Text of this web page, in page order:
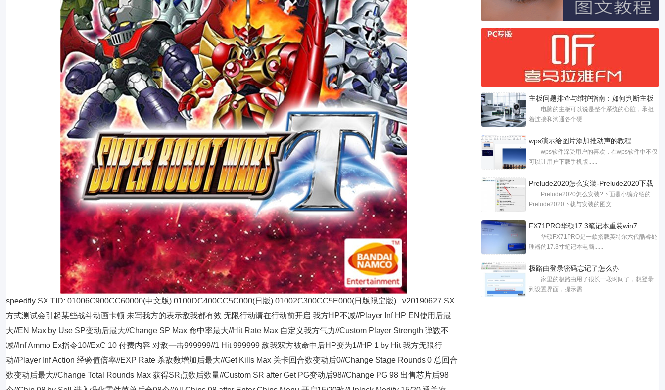
speedfly SX TID: 01006C900CC60000(中文版) 0100DC400CC5C000(日版) 01002C300CC5E000(日版限定版) v20190627 SX方式测试会引起某些战斗动画卡顿 未写我方的表示敌我都有效 无限行动请在行动前开启 我方HP不减//Player Inf HP EN使用后最大//EN Max by Use SP变动后最大//Change SP Max 命中率最大//Hit Rate Max 自定义我方气力//Custom Player Strength 弹数不减//Inf Ammo Ex指令10//ExC 10 付费内容 对敌一击999999//1 Hit 999999 敌我双方被命中后HP变为1//HP 1 by Hit 我方无限行动//Player Inf Action 经验值倍率//EXP Rate 杀敌数增加后最大//Get Kills Max 关卡回合数变动后0//Change Stage Rounds 0 总回合数变动后最大//Change Total Rounds Max 获得SR点数后数量//Custom SR after Get PG变动后98//Change PG 98 出售芯片后98个//Chip 98 by Sell 进入强化零件菜单后全98个//All Chips 98 after Enter Chips Menu 开启15/20改//Unlock Modify 15/20 通关次数//Clear Game Number TAC管理可全开//Unlock TAC Manager 中文版1.0.5 BID: 3a1a0309a1a756df [金钱变动后最大//Change Money Max] 04000000 0069F4A0 2A0003E0 04000000 0069F4DC 2A0003E0 04000000 0069F518 2A0003E0 04000000 0069F5C0 2A0003E0 04000000 0069F5D4 52A77348 04000000 0069F5D8 72993FE8 [TacP变动后最大//Change TacP Max] 04000000 0069F708 2A0003E0 04000000 0069F744 2A0003E0 04000000 0069F780 2A0003E0 04000000 0069F7F0 2A0003E0 04000000 0069F804 52A0BEA8 04000000 0069F808 729C1FE8 [我方HP不减//Player Inf HP] 04000000 00866430 F9401100 04000000 00866434 F100001F 04000000 00866438 540000A0 04000000 0086643C 39426000 04000000 00866440 7100001F 04000000 00866444 54000041 04000000 00866448 52800009 04000000 0086644C B9002D09 04000000 00866450 D65F03C0 04000000 00866454 71008865 04000000 0067F9B0 94079AA0 [EN使用后最大//EN Max by Use] 04000000 006598B0 79409801 04000000 006598C8 79409928 [SP变动后最大//Change SP Max] 04000000 00650410 2A0003E0 [命中率最大//Hit Rate Max] 04000000 00651CF0 528E0008 [自定义我方气力//Custom Player Strength] 02000000 00866544 0000XXXX ←自定义气力数值 十六进制 04000000 00866548 7100887A 04000000 00866500 10000003 04000000 00866504 79408863 04000000 00866508 F9401001 04000000 0086650C F100003F 04000000 00866510 54000160 04000000 00866514 39426021 04000000 00866518 7100003F 04000000 0086651C 54000101 04000000 00866520 F9400801 04000000 00866524 F100003F 04000000 00866528 540000A0 04000000 0086652C F9400421 04000000 00866530 F100003F 04000000 00866534 54000040 04000000 00866538 7900B423 04000000 0086653C AA0003E1 04000000 00866540 D65F03C0 04000000 006888EC 94077705 [弹数不减//Inf Ammo] 04000000 00659AD8 5280000A 04000000 00659AEC 52800008 [Ex指令10//ExC 10] 04000000 00629D1C 52800148 04000000 00629D20 3901B008 中文版1.0.4 BID: 77abb062069867c3 [金钱变动后最大//Change Money Max] 04000000 0069C750 2A0003E0 04000000 0069C78C 2A0003E0 04000000 0069C7C8 2A0003E0 04000000 0069C870 2A0003E0 04000000 0069C884 52A77348 04000000 0069C888 72993FE8 [TacP变动后最大//Change TacP Max] 04000000 0069C9B8 2A0003E0 04000000 0069C9F4 2A0003E0 04000000 0069CA30 2A0003E0 04000000 0069CAA0 2A0003E0 04000000 0069CAB4 52A0BEA8 04000000 0069CAB8 729C1FE8 [我方HP不减//Player Inf HP] 04000000 00863730 F9401100 04000000 00863734 F100001F 04000000 00863738 540000A0 04000000 0086373C 39426000 04000000 00863740 7100001F 04000000 00863744 54000041 04000000 00863748 52800009 04000000 0086374C B9002D09 04000000 00863750 D65F03C0 04000000 00863754 71008865 04000000 0067CC80 94079AAC [EN使用后最大//EN Max by Use] 04000000 00656BB0 79409801 04000000 00656BC8 79409928 [SP变动后最大//Change SP Max] 04000000 0064D710 2A0003E0 [命中率最大//Hit Rate Max] 04000000 0064EFF0 528E0008 [自定义我方气力//Custom Player Strength] 02000000 00863844 0000XXXX ←自定义气力数值 十六进制 04000000 00863800 10000003 04000000 00863804 79408863 04000000 00863808 F9401001 04000000 0086380C F100003F 04000000 00863810 54000160 04000000 00863814 39426021 04000000 00863818 7100003F 04000000 0086381C 54000101 04000000 00863820 F9400801 04000000 00863824 F100003F 04000000 00863828 540000A0 04000000 0086382C F9400421 04000000 00863830 F100003F 04000000 00863834 54000040 04000000 00863838 7900B423 04000000 0086383C AA0003E1 04000000 00863840 D65F03C0 04000000 00685BBC 94077711 [弹数不减//Inf Ammo] 04000000 00656DD8 5280000A 04000000 00656DEC 52800008 [Ex指令10//ExC 10] 04000000 0062728C 52800148 04000000 00627290 3901B008 中文版1.0.3 TAC管理可全开目前因某些原因未加入 BID: f78fbd6e48e6fce1 [金钱变动后最大//Change Money Max] 04000000 0069BF40 2A0003E0 04000000 0069BF7C 2A0003E0 04000000 0069BFB8 2A0003E0 04000000 0069C060 2A0003E0 04000000 0069C074 52A77348 04000000 0069C078 72993FE8 [TacP变动后最大//Change TacP Max] 04000000 0069C1A8 2A0003E0 04000000 0069C1E4 2A0003E0 04000000 0069C220 2A0003E0 04000000 0069C290 2A0003E0 04000000 0069C2A4 52A0BEA8 04000000 0069C2A8 729C1FE8 [我方HP不减//Player Inf HP] 04000000 00862E30 F9401100 04000000 00862E34 F100001F 04000000 00862E38 540000A0 04000000 00862E3C 39426000 04000000 00862E40 7100001F 04000000 00862E44 54000041 04000000 00862E48 52800009 04000000 00862E4C B9002D09 04000000 00862E50 D65F03C0 04000000 00862E54 7001EB15 04000000 0067C4A0 94079A64 [EN使用后最大//EN Max by Use] 04000000 006563D0 79409801 04000000 006563E8 79409928 [SP变动后最大//Change SP Max] 04000000 0064CF30 2A0003E0 [命中率最大//Hit Rate Max] 04000000 0064E810 528E0008 [自定义我方气力//Custom Player Strength] 02000000 00862F44 0000XXXX ←自定义气力数值 十六进制 04000000 00862F00 10000003 04000000 00862F04 79408863 04000000 00862F08 F9401001 04000000 00862F0C F100003F 04000000 00862F10 54000160 04000000 00862F14 39426021 04000000 00862F18 7100003F 04000000 00862F1C 54000101 04000000 00862F20 F9400801 04000000 00862F24 F100003F 04000000 00862F28 540000A0 04000000 00862F2C F9400421 04000000 00862F30 F100003F 04000000 00862F34 54000040 04000000 00862F38 7900B423 04000000 00862F3C AA0003E1 04000000 00862F40 D65F03C0 04000000 006853DC 940776C9 [弹数不减//Inf Ammo] 04000000 006565F8 5280000A 04000000 0065660C 52800008 [Ex指令10//ExC 10] 04000000 00626AAC 52800148 04000000 00626AB0 3901B008 中文版1.0.2 BID: b49e93fb9664813b [金钱变动后最大//Change Money Max] 04000000 0069AE20 2A0003E0 04000000 0069AE5C 2A0003E0 04000000 0069AE98 2A0003E0 04000000 0069AF40 2A0003E0 04000000 0069AF54 52A77348 04000000 0069AF58 72993FE8 [TacP变动后最大//Change TacP Max] 04000000 0069B088 2A0003E0 04000000 0069B0C4 2A0003E0 04000000 0069B100 2A0003E0 04000000 0069B170 2A0003E0 04000000 0069B184 52A0BEA8 04000000 0069B188 729C1FE8 [我方HP不减//Player Inf HP] 04000000 00861D30 F9401100 04000000 00861D34 F100001F 04000000 00861D38 540000A0 04000000 00861D3C 39426000 04000000 00861D40 7100001F 04000000 00861D44 54000041 04000000 00861D48 52800009 04000000 00861D4C B9002D09 04000000 00861D50 D65F03C0 04000000 00861D54 7001EB15 04000000 0067B3E0 94079A54 [EN使用后最大//EN Max by Use] 04000000 00655320 79409801 04000000 00655338 79409928 [SP变动后最大//Change SP Max] 04000000 0064BE80 2A0003E0 [命中率最大//Hit Rate Max] 04000000 0064D760 528E0008 [自定义我方气力//Custom Player Strength] 02000000 00861E44 0000XXXX ←自定义气力数值 十六进制 04000000 00861E00 10000003 04000000 00861E04 79408863 04000000 00861E08 F9401001 04000000 00861E0C F100003F 04000000 00861E10 54000160 04000000 00861E14 39426021 04000000 00861E18 7100003F 04000000 00861E1C 54000101 04000000 00861E20 F9400801 04000000 00861E24 F100003F 04000000 00861E28 540000A0 04000000 00861E2C F9400421 04000000 00861E30 F100003F 04000000 00861E34 54000040 04000000 00861E38 7900B423 04000000 00861E3C AA0003E1 04000000 00861E40 D65F03C0 04000000 0068431C 940776B9 [弹数不减//Inf Ammo] 04000000 00655548 5280000A 04000000 0065555C 52800008 [Ex指令10//ExC 10] 04000000 006259FC 52800148 04000000 00625A00 3901B008 中文版+日版+日版限定版1.0.1 BID: 8fffb29793255470 [金钱变动后最大//Change Money Max] 04000000 0069A880 2A0003E0 04000000 0069A8BC 2A0003E0 04000000 0069A8F8 2A0003E0 04000000 0069A9A0 2A0003E0 04000000 0069A9B4 52A77348 04000000 0069A9B8 72993FE8 [TacP变动后最大//Change TacP Max] 04000000 0069AAE8 2A0003E0 04000000 0069AB24 2A0003E0 04000000 0069AB60 2A0003E0 04000000 0069ABD0 2A0003E0 04000000 0069ABE4 52A0BEA8 04000000 0069ABE8 729C1FE8 [我方HP不减//Player Inf HP] 04000000 00861430 F9401100 04000000 00861434 F100001F 04000000 00861438 540000A0 04000000 0086143C 39426000 04000000 00861440 7100001F 04000000 00861444 54000041 04000000 00861448 52800009 04000000 0086144C B9002D09 04000000 00861450 D65F03C0 04000000 00861454 7001EB15 04000000 0067AE40 9407997C [EN使用后最大//EN Max by Use] 04000000 00654D80 79409801 04000000 00654D98 79409928 [SP变动后最大//Change SP Max] 04000000 0064B8E0 2A0003E0 [命中率最大//Hit Rate Max] 04000000 0064D1C0 528E0008 [自定义我方气力//Custom Player Strength] 02000000 00861544 0000XXXX ←自定义气力数值 十六进制 04000000 00861500 10000003 04000000 00861504 79408863 04000000 00861508 F9401001 04000000 0086150C F100003F 04000000 00861510 54000160 04000000 00861514 39426021 04000000 00861518 7100003F 04000000 0086151C 54000101 04000000 00861520 F9400801 04000000 00861524 F100003F 04000000 00861528 540000A0 04000000 0086152C F9400421 04000000 00861530 F100003F 04000000 00861534 54000040 04000000 00861538 7900B423 04000000 0086153C AA0003E1 04000000 00861540 D65F03C0 04000000 00683D7C 940775E1 [弹数不减//Inf Ammo] 04000000 00654FA8 5280000A 04000000 00654FBC 52800008 [Ex指令10//ExC 10] 04000000 0062545C 52800148 04000000 00625460 3901B008 中文版+日版+日版限定版1.0.0 BID: fc92ab978eb6c815 [金钱变动后最大//Change Money Max] 04000000 00699F40 2A0003E0 04000000 00699F7C 2A0003E0 04000000 00699FB8 2A0003E0 04000000 0069A060 2A0003E0 04000000 0069A074 52A77348 04000000 0069A078 72993FE8 [TacP变动后最大//Change TacP Max] 04000000 0069A1A8 2A0003E0 04000000 0069A1E4 2A0003E0 04000000 0069A220 2A0003E0 04000000 0069A290 2A0003E0 04000000 0069A2A4 52A0BEA8 04000000 0069A2A8 729C1FE8 [HP不减//Inf HP] 04000000 00860B30 F9401100 04000000 00860B34 F100001F 04000000 00860B38 540000A0 04000000 00860B3C 39426000 04000000 00860B40 7100001F 04000000 00860B44 54000041 04000000 00860B48 52800009 04000000 00860B4C B9002D09 0400
主板问题排查与维护指南：如何判断主板
电脑的主板可以说是整个系统的心脏，承担
着连接和沟通各个硬......
wps演示给图片添加推动声的教程
wps软件深受用户的喜欢，在wps软件中不仅
可以让用户下载手机版......
Prelude2020怎么安装-Prelude2020下载
与安装的
Prelude2020怎么安装?下面是小编介绍的
Prelude2020下载与安装的图文......
FX71PRO华硕17.3笔记本重装win7
华硕FX71PRO是一款搭载英特尔六代酷睿处
理器的17.3寸笔记本电脑......
极路由登录密码忘记了怎么办
家里的极路由用了很长一段时间了，想登录
到设置界面，提示需......